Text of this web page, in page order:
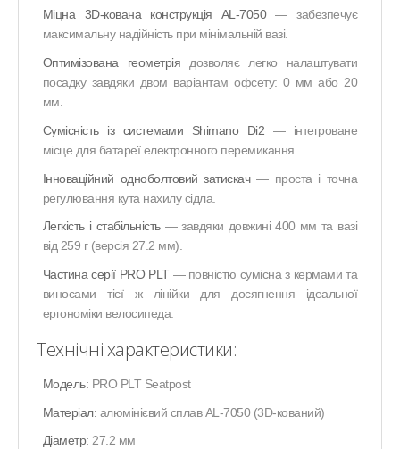
Міцна 3D-кована конструкція AL-7050— забезпечує
максимальну надійність при мінімальній вазі.
Оптимізована геометрія дозволяє легко налаштувати
посадку завдяки двом варіантам офсету: 0 мм або 20
мм.
Сумісність із системами Shimano Di2 — інтегроване
місце для батареї електронного перемикання.
Інноваційний одноболтовий затискач— проста і точна
регулювання кута нахилу сідла.
Легкість і стабільність— завдяки довжині 400 мм та вазі
від 259 г (версія 27.2 мм).
Частина серії PRO PLT— повністю сумісна з кермами та
виносами тієї ж лінійки для досягнення ідеальної
ергономіки велосипеда.
Технічні характеристики:
Модель: PRO PLT Seatpost
Матеріал: алюмінієвий сплав AL-7050 (3D-кований)
Діаметр: 27.2 мм